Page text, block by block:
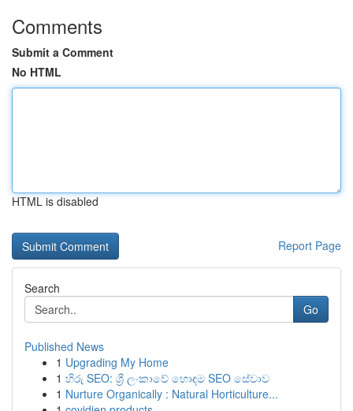
Comments
Submit a Comment
No HTML
HTML is disabled
Report Page
Search
Go
Published News
1 Upgrading My Home
1 හිරු SEO: ශ්‍රී ලංකාවේ හොඳම SEO සේවාව
1 Nurture Organically : Natural Horticulture...